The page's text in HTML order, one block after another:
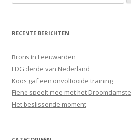
naar:
RECENTE BERICHTEN
Brons in Leeuwarden
LDG derde van Nederland
Koos gaf een onvoltooide training
Fiene speelt mee met het
Het beslissende moment